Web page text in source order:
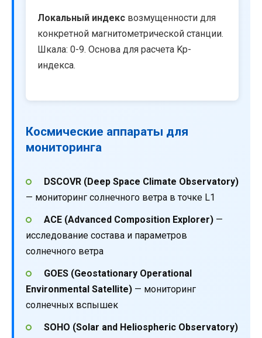
Локальный индекс возмущенности для
конкретной магнитометрической станции.
Шкала: 0-9. Основа для расчета Kp-
индекса.
Космические аппараты для
мониторинга
DSCOVR (Deep Space Climate Observatory)
— мониторинг солнечного ветра в точке L1
ACE (Advanced Composition Explorer)—
исследование состава и параметров
солнечного ветра
GOES (Geostationary Operational
Environmental Satellite) — мониторинг
солнечных вспышек
SOHO (Solar and Heliospheric Observatory)